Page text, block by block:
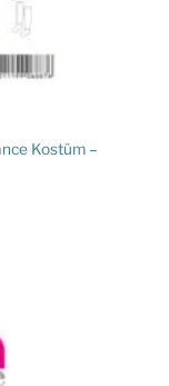
Kostüm –